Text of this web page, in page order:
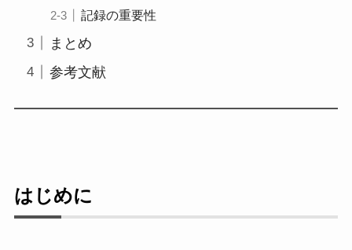
記録の重要性
まとめ
参考文献
はじめに